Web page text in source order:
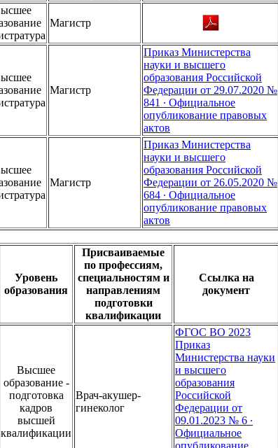
Магистр
Магистр
Приказ Министерства
науки и высшего
образования Российской
Федерации от 29.07.2020 №
841 ∙ Официальное
опубликование правовых
актов
Магистр
Приказ Министерства
науки и высшего
образования Российской
Федерации от 26.05.2020 №
684 ∙ Официальное
опубликование правовых
актов
Уровень
образования
Присваиваемые
по профессиям,
специальностям и
направлениям
подготовки
квалификации
Ссылка на
документ
Высшее
образование -
подготовка
кадров
высшей
квалификации
Врач-акушер-
гинеколог
ФГОС ВО 2023
Приказ
Министерства науки
и высшего
образования
Российской
Федерации от
09.01.2023 № 6 ∙
Официальное
опубликование